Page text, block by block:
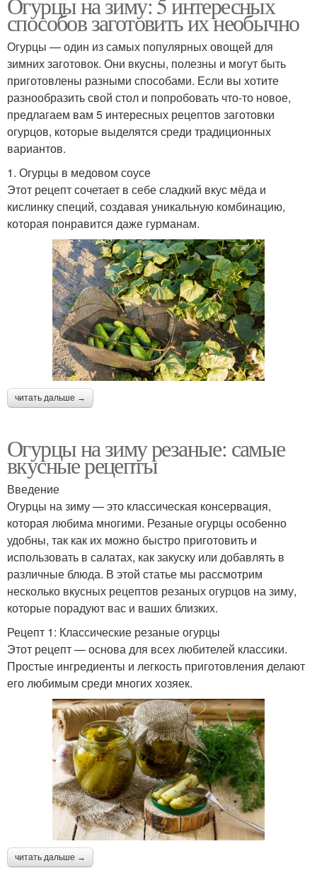
способов заготовить их необычно
Огурцы — один из самых популярных овощей для
зимних заготовок. Они вкусны, полезны и могут быть
приготовлены разными способами. Если вы хотите
разнообразить свой стол и попробовать что-то новое,
предлагаем вам 5 интересных рецептов заготовки
огурцов, которые выделятся среди традиционных
вариантов.
1. Огурцы в медовом соусе
Этот рецепт сочетает в себе сладкий вкус мёда и
кислинку специй, создавая уникальную комбинацию,
которая понравится даже гурманам.
читать дальше →
Огурцы на зиму резаные: самые
вкусные рецепты
Введение
Огурцы на зиму — это классическая консервация,
которая любима многими. Резаные огурцы особенно
удобны, так как их можно быстро приготовить и
использовать в салатах, как закуску или добавлять в
различные блюда. В этой статье мы рассмотрим
несколько вкусных рецептов резаных огурцов на зиму,
которые порадуют вас и ваших близких.
Рецепт 1: Классические резаные огурцы
Этот рецепт — основа для всех любителей классики.
Простые ингредиенты и легкость приготовления делают
его любимым среди многих хозяек.
читать дальше →